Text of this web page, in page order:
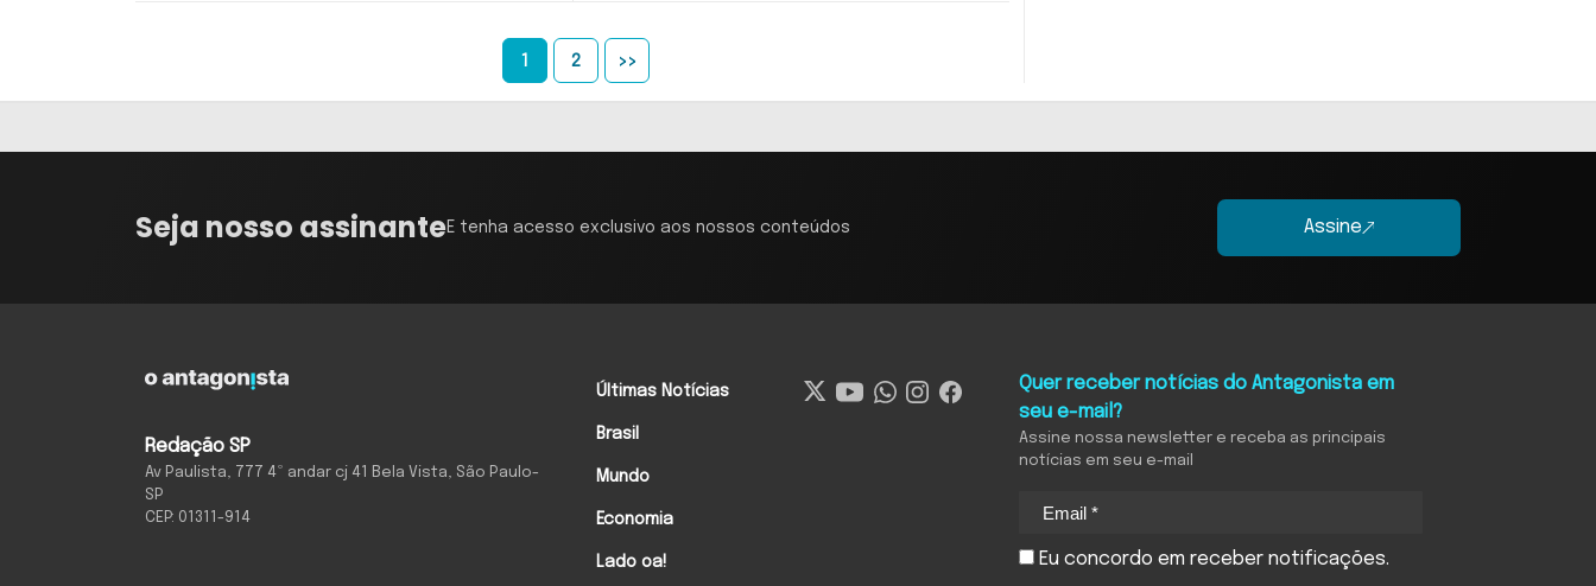
1 2 >>
Seja nosso assinanteE tenha acesso exclusivo aos nossos conteúdos Assine
Redação SP
Av Paulista, 777 4º andar cj 41 Bela Vista, São Paulo-
SP
CEP: 01311-914
Últimas Notícias
Brasil
Mundo
Economia
Lado oa!
Quer receber notícias do Antagonista em
seu e-mail?
Assine nossa newsletter e receba as principais
notícias em seu e-mail
Eu concordo em receber notificações.